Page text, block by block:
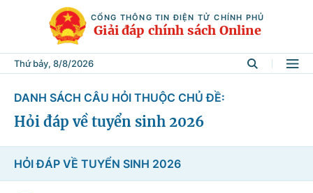
CỔNG THÔNG TIN ĐIỆN TỬ CHÍNH PHỦ
Giải đáp chính sách Online
Thứ bảy, 8/8/2026
Tìm kiếm
Từ khóa
DANH SÁCH CÂU HỎI THUỘC CHỦ ĐỀ:
Hỏi đáp về tuyển sinh 2026
HỎI ĐÁP VỀ TUYỂN SINH 2026